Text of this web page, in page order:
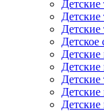
Детское
Детские
Детские
Детские